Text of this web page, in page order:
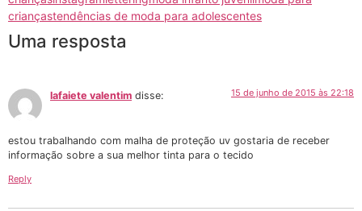
criançastendências de moda para adolescentes
Uma resposta
lafaiete valentim disse: 15 de junho de 2015 às 22:18
estou trabalhando com malha de proteção uv gostaria de receber
informação sobre a sua melhor tinta para o tecido
Reply